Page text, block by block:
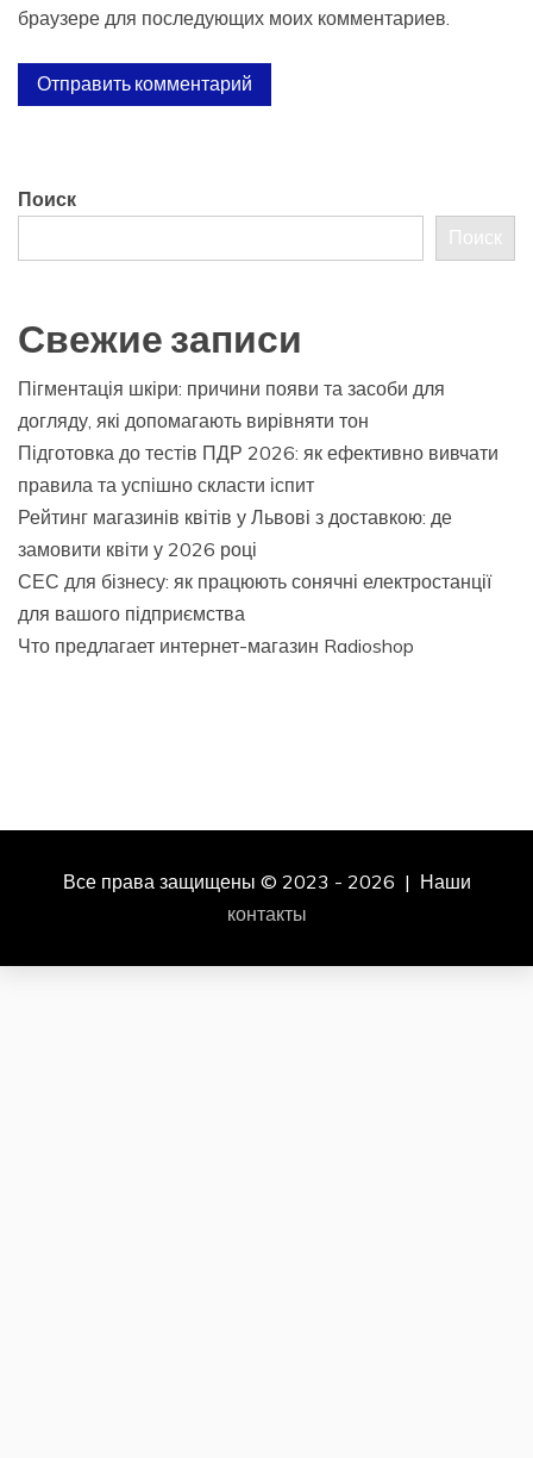
браузере для последующих моих комментариев.
Поиск
Поиск
Свежие записи
Пігментація шкіри: причини появи та засоби для
догляду, які допомагають вирівняти тон
Підготовка до тестів ПДР 2026: як ефективно вивчати
правила та успішно скласти іспит
Рейтинг магазинів квітів у Львові з доставкою: де
замовити квіти у 2026 році
СЕС для бізнесу: як працюють сонячні електростанції
для вашого підприємства
Что предлагает интернет-магазин Radioshop
Все права защищены © 2023 - 2026 | Наши
контакты